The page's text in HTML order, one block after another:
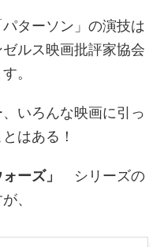
ターソン」の演技は
ルス映画批評家協会
。
いろんな映画に引っ
はある！
ーズ」
シリーズの
、